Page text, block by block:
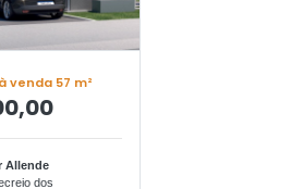
venda 57 m²
Allende
dos